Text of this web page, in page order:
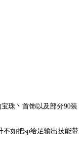
珠丶首饰以及部分90装
如把sp给足输出技能带